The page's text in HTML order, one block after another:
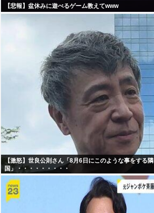
【悲報】盆休みに遊べるゲーム教えてwww
【激怒】世良公則さん「8月6日にこのような事をする隣
国」・・・・・・・・・